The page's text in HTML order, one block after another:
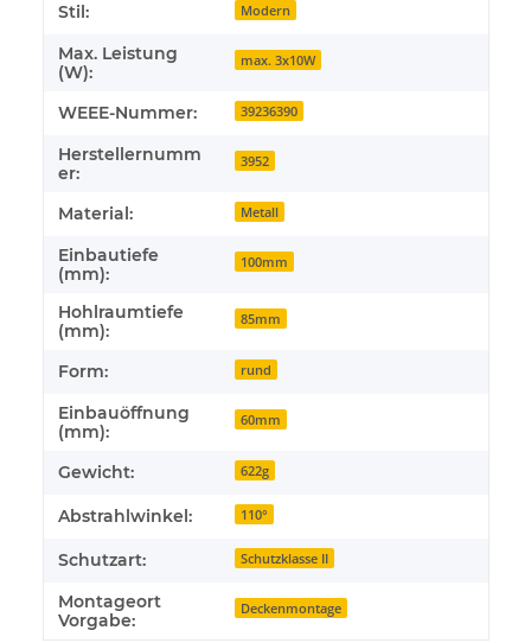
Stil: Modern
Max. Leistung
(W):
max. 3x10W
WEEE-Nummer: 39236390
Herstellernumm
er:
3952
Material: Metall
Einbautiefe
(mm):
100mm
Hohlraumtiefe
(mm):
85mm
Form: rund
Einbauöffnung
(mm):
60mm
Gewicht: 622g
Abstrahlwinkel: 110°
Schutzart: Schutzklasse II
Montageort
Vorgabe:
Deckenmontage